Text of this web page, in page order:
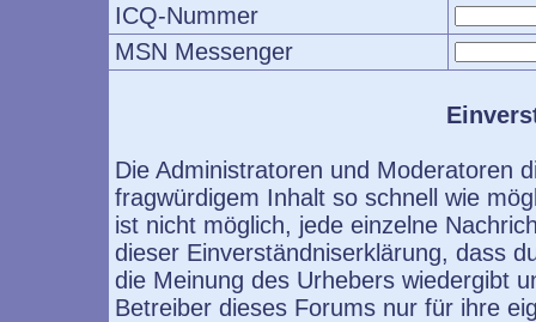
ICQ-Nummer
MSN Messenger
Die Administratoren und Moderatoren
fragwürdigem Inhalt so schnell wie
ist nicht möglich, jede einzelne
dieser Einverständniserklärung, dass
die Meinung des Urhebers wiedergibt
Betreiber dieses Forums nur für ihre